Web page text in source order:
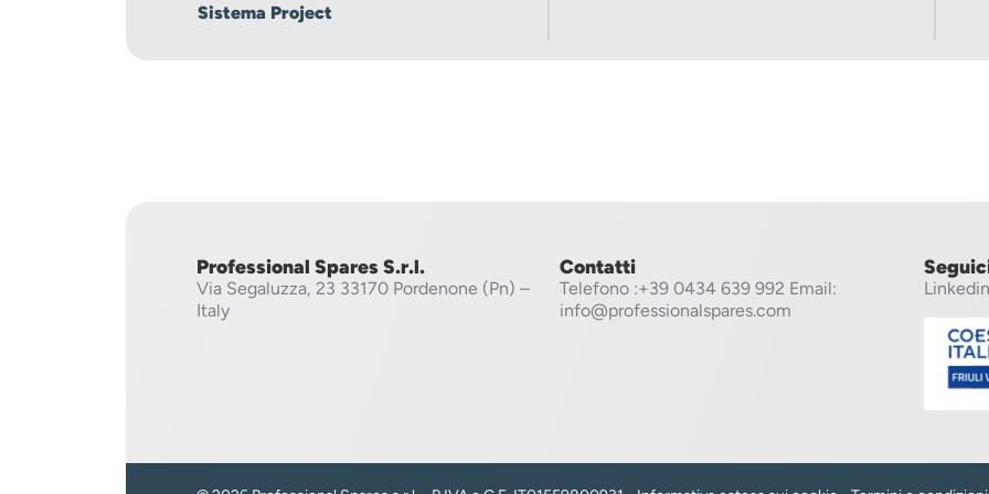
Sistema Project
Professional Spares S.r.l.
Via Segaluzza, 23 33170 Pordenone (Pn) –
Italy
Contatti
Telefono :+39 0434 639 992 Email:
info@professionalspares.com
Linkedin